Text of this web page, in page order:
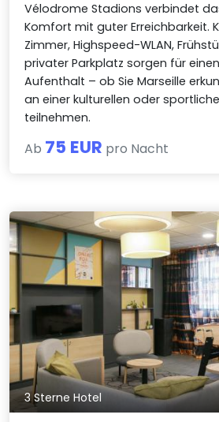
Vélodrome Stadions verbindet
Komfort mit guter Erreichbarkeit.
Zimmer, Highspeed-WLAN,
privater Parkplatz sorgen für
Aufenthalt – ob Sie Marseille
an einer kulturellen oder
teilnehmen.
Ab 75 EUR pro Nacht
3 Sterne Hotel